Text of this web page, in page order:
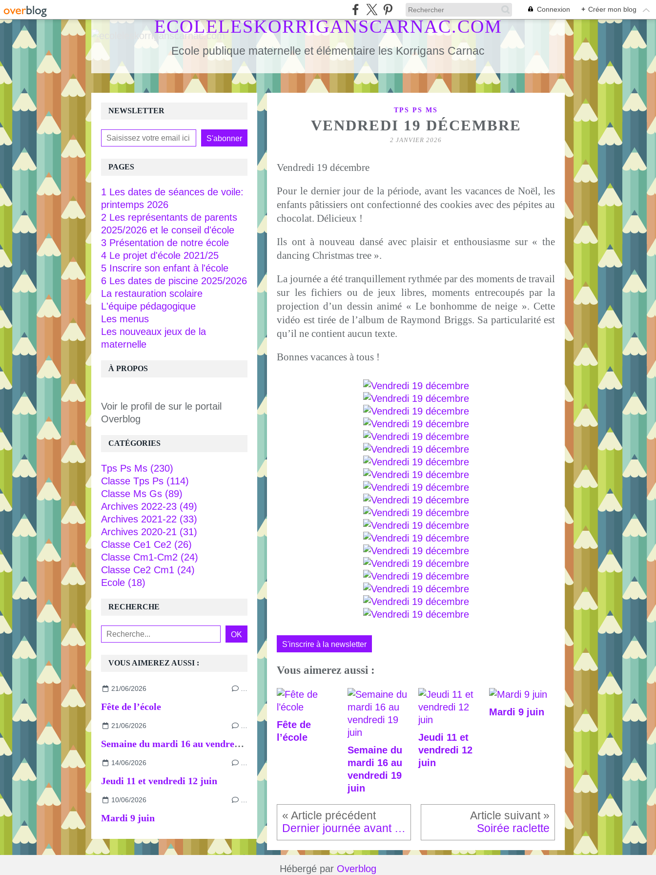
Connexion + Créer mon blog
ECOLELESKORRIGANSCARNAC.COM
Ecole publique maternelle et élémentaire les Korrigans Carnac
TPS PS MS
VENDREDI 19 DÉCEMBRE
2 JANVIER 2026
Vendredi 19 décembre
Pour le dernier jour de la période, avant les vacances de Noël, les
enfants pâtissiers ont confectionné des cookies avec des pépites au
chocolat. Délicieux !
Ils ont à nouveau dansé avec plaisir et enthousiasme sur « the
dancing Christmas tree ».
La journée a été tranquillement rythmée par des moments de travail
sur les fichiers ou de jeux libres, moments entrecoupés par la
projection d’un dessin animé « Le bonhomme de neige ». Cette
vidéo est tirée de l’album de Raymond Briggs. Sa particularité est
qu’il ne contient aucun texte.
Bonnes vacances à tous !
S'inscrire à la newsletter
Vous aimerez aussi :
Fête de
l’école
Semaine du
mardi 16 au
vendredi 19
juin
Jeudi 11 et
vendredi 12
juin
Mardi 9 juin
Dernier journée avant les vacances Soirée raclette
NEWSLETTER
RECHERCHE
À PROPOS
Voir le profil de sur le portail
Overblog
VOUS AIMEREZ AUSSI :
21/06/2026 …
Fête de l’école
21/06/2026 …
Semaine du mardi 16 au vendredi 19 juin
14/06/2026 …
Jeudi 11 et vendredi 12 juin
10/06/2026 …
Mardi 9 juin
PAGES
1 Les dates de séances de voile:
printemps 2026
2 Les représentants de parents
2025/2026 et le conseil d'école
3 Présentation de notre école
4 Le projet d'école 2021/25
5 Inscrire son enfant à l'école
6 Les dates de piscine 2025/2026
La restauration scolaire
L'équipe pédagogique
Les menus
Les nouveaux jeux de la
maternelle
CATÉGORIES
Tps Ps Ms (230)
Classe Tps Ps (114)
Classe Ms Gs (89)
Archives 2022-23 (49)
Archives 2021-22 (33)
Archives 2020-21 (31)
Classe Ce1 Ce2 (26)
Classe Cm1-Cm2 (24)
Classe Ce2 Cm1 (24)
Ecole (18)
Hébergé par Overblog